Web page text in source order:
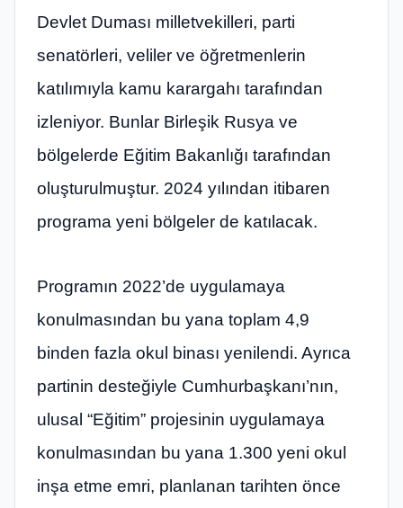
Devlet Duması milletvekilleri, parti
senatörleri, veliler ve öğretmenlerin
katılımıyla kamu karargahı tarafından
izleniyor. Bunlar Birleşik Rusya ve
bölgelerde Eğitim Bakanlığı tarafından
oluşturulmuştur. 2024 yılından itibaren
programa yeni bölgeler de katılacak.
Programın 2022’de uygulamaya
konulmasından bu yana toplam 4,9
binden fazla okul binası yenilendi. Ayrıca
partinin desteğiyle Cumhurbaşkanı’nın,
ulusal “Eğitim” projesinin uygulamaya
konulmasından bu yana 1.300 yeni okul
inşa etme emri, planlanan tarihten önce